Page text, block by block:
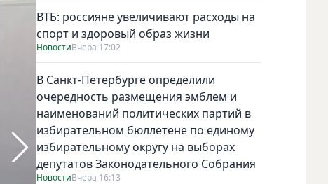
ВТБ: россияне увеличивают расходы на
спорт и здоровый образ жизни
НовостиВчера 17:02
В Санкт-Петербурге определили
очередность размещения эмблем и
наименований политических партий в
избирательном бюллетене по единому
избирательному округу на выборах
депутатов Законодательного Собрания
НовостиВчера 16:13